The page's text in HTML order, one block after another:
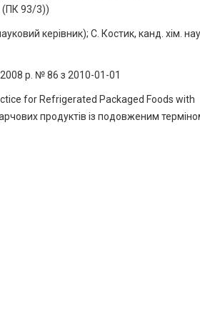
(ПК 93/3))
керівник); С. Костик, канд. хім.
р. № 86 з 2010-01-01
for Refrigerated Packaged Foods with
продуктів із подовженим